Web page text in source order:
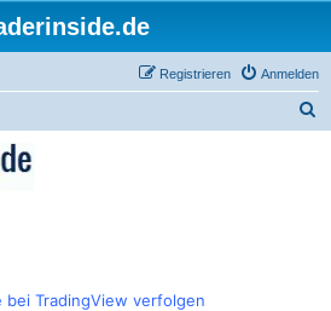
Anmelden
Registrieren
bei TradingView verfolgen